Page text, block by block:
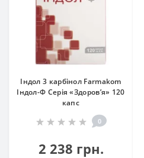
Індол 3 карбінол Farmakom
Індол-Ф Серія «Здоров’я» 120
капс
0
2 238 грн.